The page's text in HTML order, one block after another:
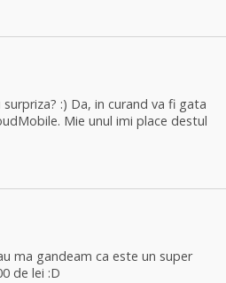
:) Da, in curand va fi gata
Mie unul imi place destul
ma gandeam ca este un super
de lei :D